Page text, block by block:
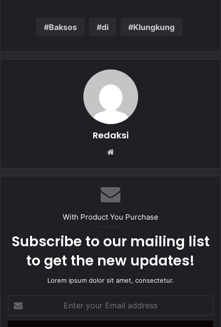
at
ai ar
Baksos di Klungkung
Redaksi
s
i
e
With Product You Purchase
Subscribe to our mailing list
to get the new updates!
Lorem ipsum dolor sit amet, consectetur.
t